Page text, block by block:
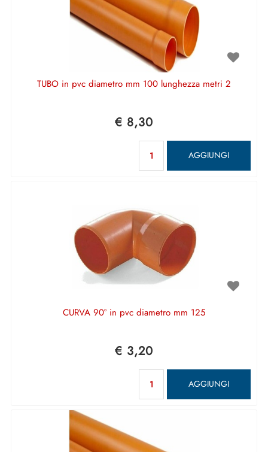
TUBO in pvc diametro mm 100 lunghezza metri 2
€ 8,30
AGGIUNGI
CURVA 90° in pvc diametro mm 125
€ 3,20
AGGIUNGI